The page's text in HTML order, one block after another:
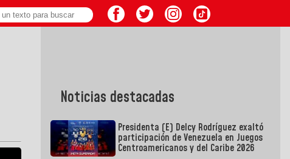
Noticias destacadas
Presidenta (E) Delcy Rodríguez exaltó
participación de Venezuela en Juegos
Centroamericanos y del Caribe 2026